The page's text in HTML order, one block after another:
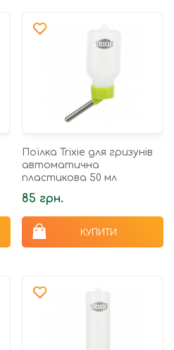
Поїлка Trixie для гризунів
автоматична
пластикова 50 мл
85 грн.
КУПИТИ